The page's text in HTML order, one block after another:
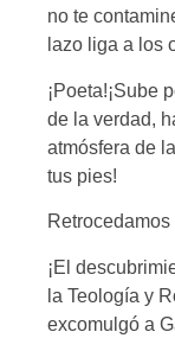
no te
lazo liga a los
¡Poeta!¡Sube
de la verdad,
atmósfera de
tus pies!
Retrocedamos
¡El
la Teología y
excomulgó a